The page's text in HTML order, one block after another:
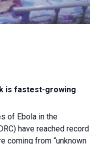
is fastest-growing
of Ebola in the
have reached record
coming from “unknown